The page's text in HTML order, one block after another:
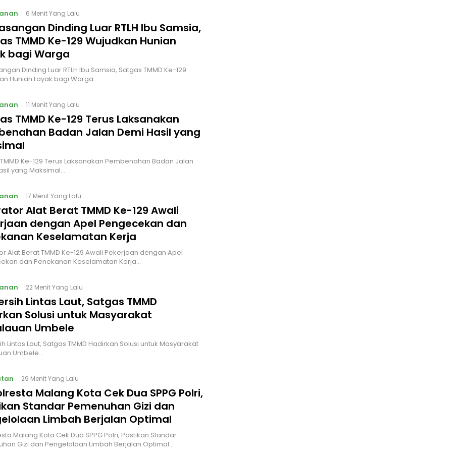
6 Menit Yang Lalu
Dinding Luar RTLH Ibu Samsia,
TMMD Ke-129 Wujudkan Hunian
bagi Warga
Dinding Luar RTLH Ibu Samsia, Satgas TMMD Ke-129
Hunian Layak bagi Warga…
11 Menit Yang Lalu
TMMD Ke-129 Terus Laksanakan
Badan Jalan Demi Hasil yang
Ke-129 Terus Laksanakan Pembenahan Badan Jalan
yang Maksimal…
17 Menit Yang Lalu
Alat Berat TMMD Ke-129 Awali
dengan Apel Pengecekan dan
Keselamatan Kerja
Alat Berat TMMD Ke-129 Awali Pekerjaan dengan Apel
dan Penekanan Keselamatan Kerja…
22 Menit Yang Lalu
Lintas Laut, Satgas TMMD
Solusi untuk Masyarakat
Umbele
Lintas Laut, Satgas TMMD Hadirkan Solusi untuk Masyarakat
Umbele…
29 Menit Yang Lalu
Malang Kota Cek Dua SPPG Polri,
Standar Pemenuhan Gizi dan
Limbah Berjalan Optimal
Malang Kota Cek Dua SPPG Polri, Pastikan Standar
Gizi dan Pengelolaan Limbah Berjalan Optimal…